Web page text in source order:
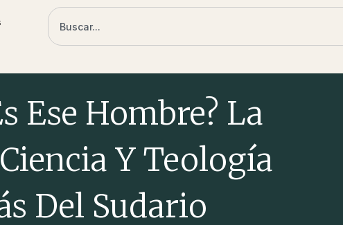
Ese Hombre? La
Y Teología
Del Sudario